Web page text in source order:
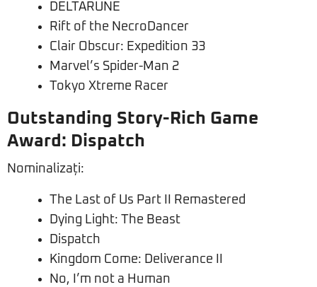
DELTARUNE
Rift of the NecroDancer
Clair Obscur: Expedition 33
Marvel’s Spider-Man 2
Tokyo Xtreme Racer
Outstanding Story-Rich Game
Award: Dispatch
Nominalizați:
The Last of Us Part II Remastered
Dying Light: The Beast
Dispatch
Kingdom Come: Deliverance II
No, I’m not a Human